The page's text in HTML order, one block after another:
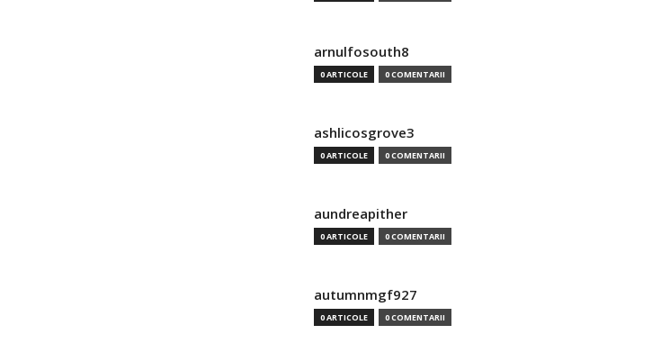
arnulfosouth8
0 ARTICOLE 0 COMENTARII
ashlicosgrove3
0 ARTICOLE 0 COMENTARII
aundreapither
0 ARTICOLE 0 COMENTARII
autumnmgf927
0 ARTICOLE 0 COMENTARII